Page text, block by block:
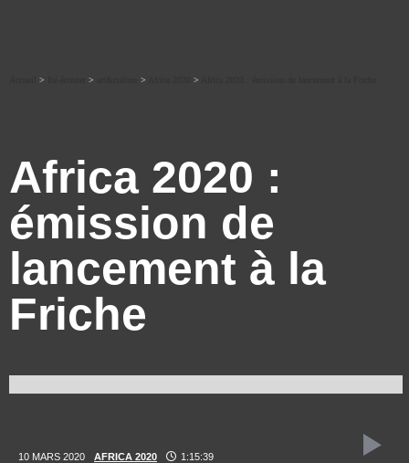
> > > >
Africa 2020 :
émission de
lancement à la
Friche
10 MARS 2020 AFRICA 2020 1:15:39